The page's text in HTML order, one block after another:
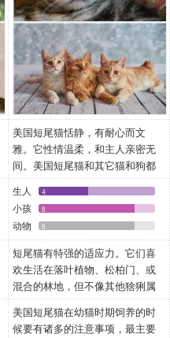
谐为佳。
颈:长度中等，肌肉发达。
身体:中等大小，紧凑。胸宽，背
稍隆起。骨多。肌肉发达有力。
腿和爪:中等大小。后腿较前腿稍
长。骨骼结构强壮。宽而圆的
爪。趾间有绒毛。
尾:短(2.5到20厘米)而灵活;可以打
结或弯曲。覆盖有长而厚的粗糙
被毛。
被毛;双重被毛，厚而密，长度中
等，非常硬且粗糙。底层绒毛丰
富。领圈和尾部毛更长。任何颜
色都可接受。
注解：可接受的杂交品种：所有
品种。
令人惊奇的动物。它站起来舒展
身体，使你惊异于它结实的身体
和天生的短尾。
美国短尾猫恬静，有耐心而文
雅。它性情温柔，和主人亲密无
间。美国短尾猫和其它猫和狗都
能友好相处，但它不喜欢独处。
生人 4
小孩 8
动物 8
短尾猫有特强的适应力。它们喜
欢生活在落叶植物、松柏门、或
混合的林地，但不像其他猞猁属
的物种般要依赖森林。它们可以
分布在潮湿的沼泽至崎岖的山
美国短尾猫在幼猫时期饲养的时
候要有诸多的注意事项，最主要